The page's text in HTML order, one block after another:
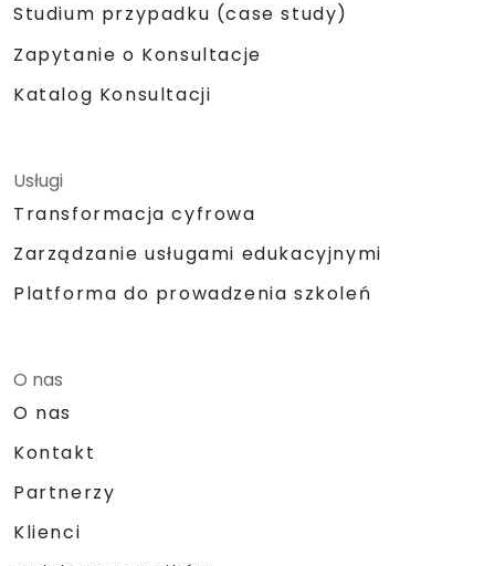
Studium przypadku (case study)
Zapytanie o Konsultacje
Katalog Konsultacji
Usługi
Transformacja cyfrowa
Zarządzanie usługami edukacyjnymi
Platforma do prowadzenia szkoleń
O nas
O nas
Kontakt
Partnerzy
Klienci